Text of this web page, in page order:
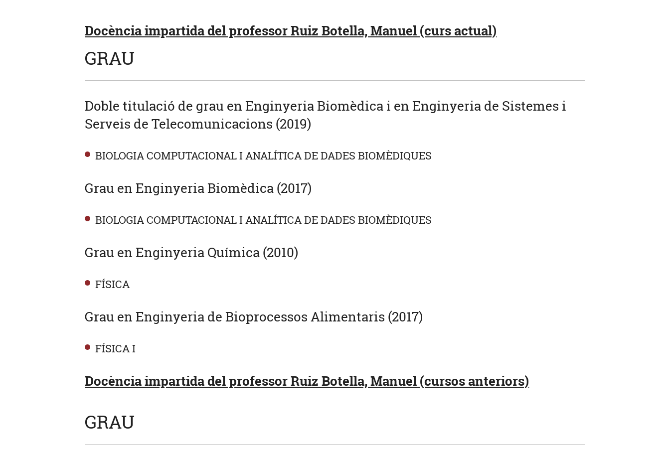
Docència impartida del professor Ruiz Botella, Manuel (curs actual)
GRAU
Doble titulació de grau en Enginyeria Biomèdica i en Enginyeria de Sistemes i
Serveis de Telecomunicacions (2019)
BIOLOGIA COMPUTACIONAL I ANALÍTICA DE DADES BIOMÈDIQUES
Grau en Enginyeria Biomèdica (2017)
BIOLOGIA COMPUTACIONAL I ANALÍTICA DE DADES BIOMÈDIQUES
Grau en Enginyeria Química (2010)
FÍSICA
Grau en Enginyeria de Bioprocessos Alimentaris (2017)
FÍSICA I
Docència impartida del professor Ruiz Botella, Manuel (cursos anteriors)
GRAU